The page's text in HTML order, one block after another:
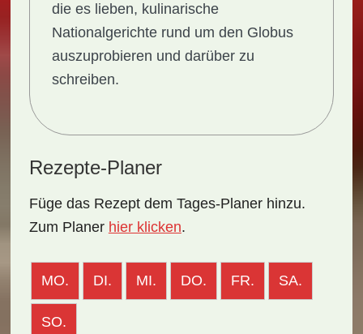
die es lieben, kulinarische
Nationalgerichte rund um den Globus
auszuprobieren und darüber zu
schreiben.
Rezepte-Planer
Füge das Rezept dem Tages-Planer hinzu.
Zum Planer hier klicken.
MO. DI. MI. DO. FR. SA.
SO.